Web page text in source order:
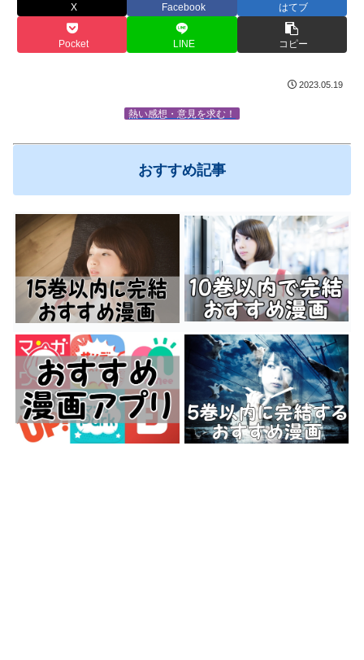
X Facebook はてブ
Pocket LINE コピー
2023.05.19
熱い感想・意見を求む！
おすすめ記事